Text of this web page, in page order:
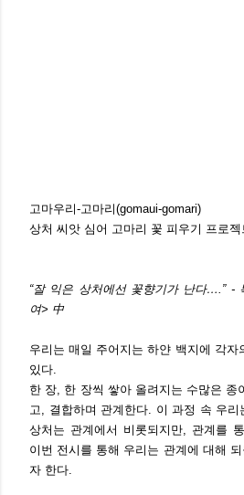
고마우리-고마리(gomaui-gomari)
상처 씨앗 심어 고마리 꽃 피우기 프로젝
“잘 익은 상처에선 꽃향기가 난다….” -
여> 中
우리는 매일 주어지는 하얀 백지에 각자
있다.
한 장, 한 장씩 쌓아 올려지는 수많은 종
고, 결 합하며 관계한다. 이 과정 속 우리
상처는 관계에서 비롯되지만, 관계를
이번 전시를 통해 우리는 관계에 대해
자 한다.